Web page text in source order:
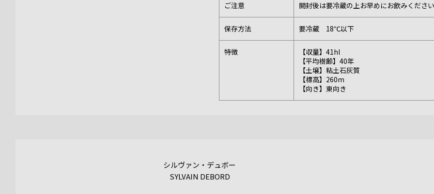
ご注意 開封後は要冷蔵の上お早めにお飲みくださ
保存方法 要冷蔵 18℃以下
特徴
【収量】41hl
【平均樹齢】40年
【土壌】粘土石灰質
【標高】260m
【向き】東向き
シルヴァン・デュボー
SYLVAIN DEBORD